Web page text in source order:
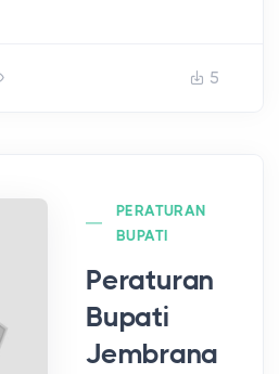
5
PERATURAN
BUPATI
Peraturan
Bupati
Jembrana